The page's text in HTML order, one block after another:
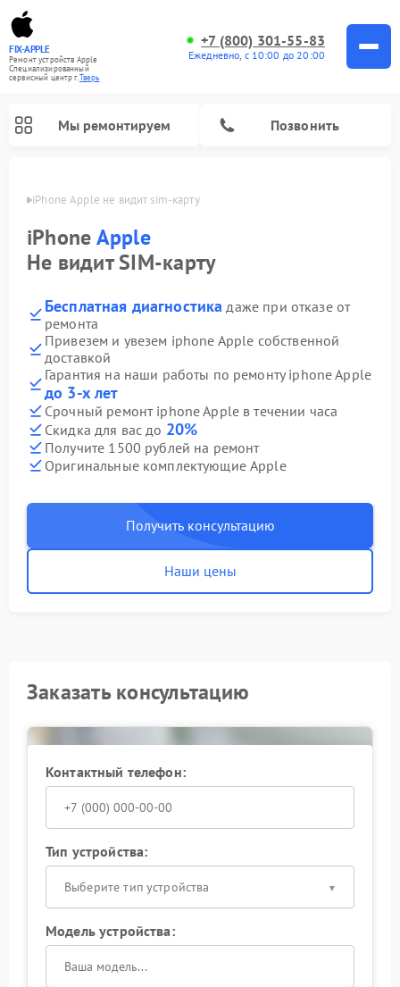
FIX-APPLE
Ремонт устройств Apple
Специализированный
cервисный центр г.Тверь
+7 (800) 301-55-83
Ежедневно, с 10:00 до 20:00
Мы ремонтируем Позвонить
iPhone Apple не видит sim-карту
iPhoneApple
Не видит SIM-карту
Бесплатная диагностика даже при отказе от
ремонта
Привезем и увезем iphone Apple собственной
доставкой
Гарантия на наши работы по ремонту iphone Apple
до 3-х лет
Срочный ремонт iphone Apple в течении часа
Скидка для вас до 20%
Получите 1500 рублей на ремонт
Оригинальные комплектующие Apple
Получить консультацию
Наши цены
Заказать консультацию
Контактный телефон:
Тип устройства:
Выберите тип устройства
Модель устройства: